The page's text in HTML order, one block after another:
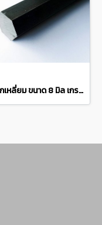
เหล็ก หกเหลี่ยม ขนาด 8 มิล เกรด S45C Hexagon steel bar แบ่งขายความยาว 10 เซนติเมตร